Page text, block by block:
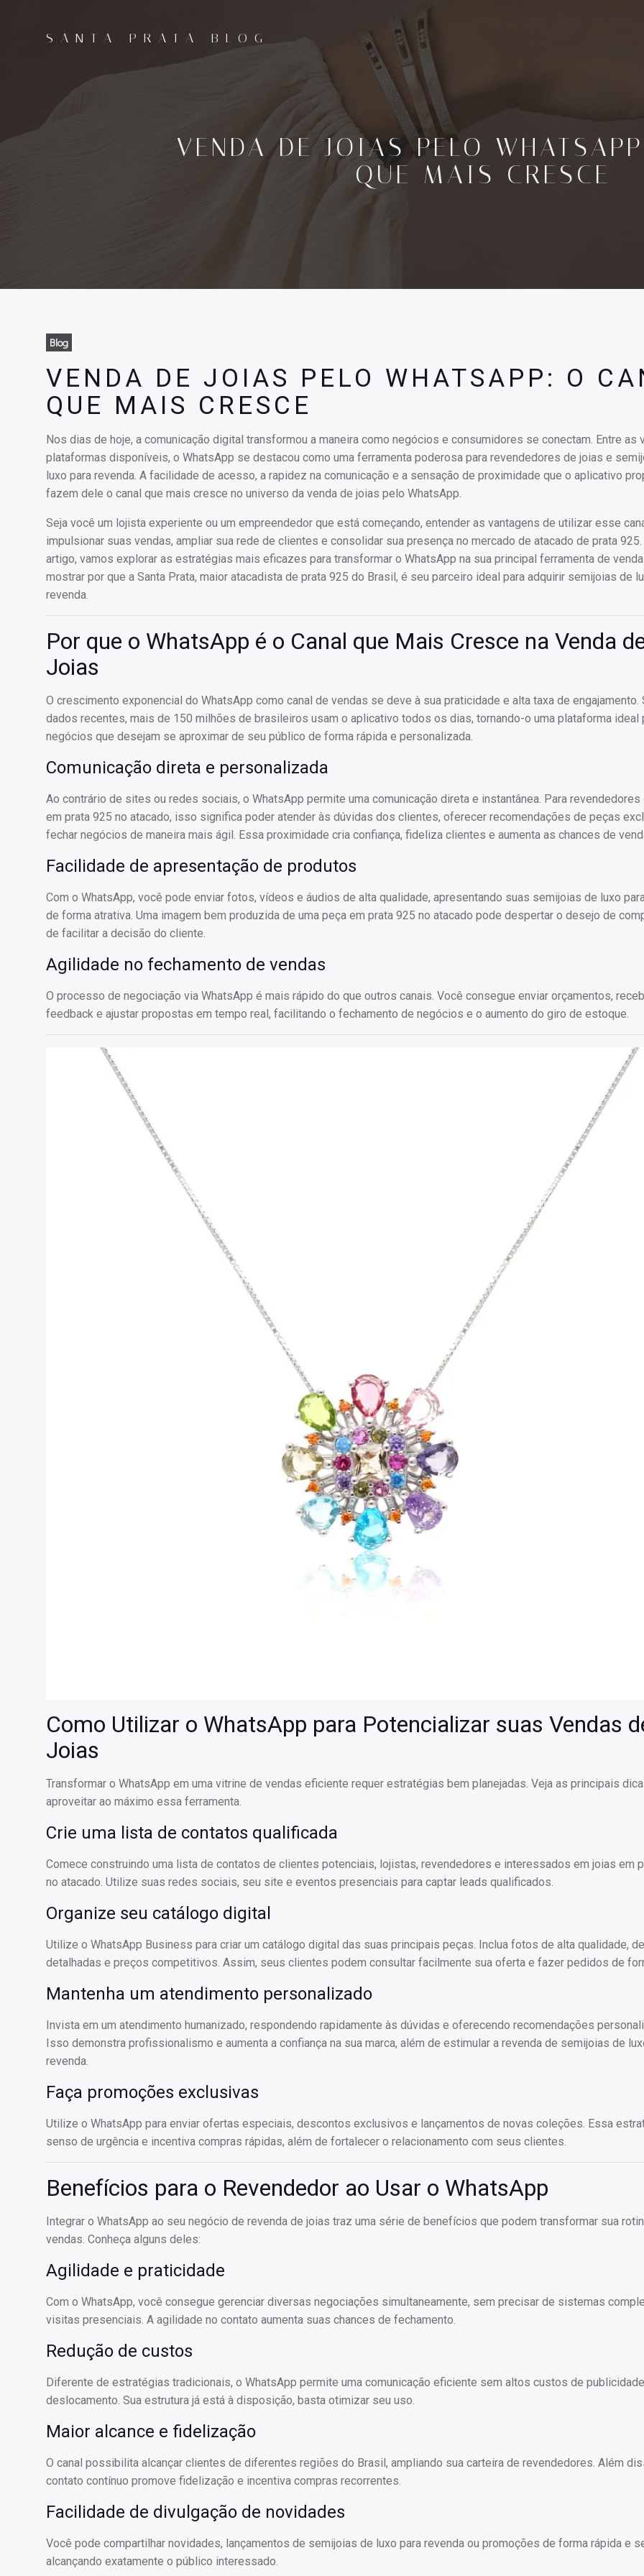
SANTA PRATA BLOG
VENDA DE JOIAS PELO
QUE MAIS CRESCE
Blog
VENDA DE JOIAS PELO WHATSAPP: O
QUE MAIS CRESCE
Nos dias de hoje, a comunicação digital transformou a maneira como negócios e consumidores se conectam. Entre as
plataformas disponíveis, o WhatsApp se destacou como uma ferramenta poderosa para revendedores de joias e
luxo para revenda. A facilidade de acesso, a rapidez na comunicação e a sensação de proximidade que o aplicativo
fazem dele o canal que mais cresce no universo da venda de joias pelo WhatsApp.
Seja você um lojista experiente ou um empreendedor que está começando, entender as vantagens de utilizar esse
impulsionar suas vendas, ampliar sua rede de clientes e consolidar sua presença no mercado de atacado de prata
artigo, vamos explorar as estratégias mais eficazes para transformar o WhatsApp na sua principal ferramenta de
mostrar por que a Santa Prata, maior atacadista de prata 925 do Brasil, é seu parceiro ideal para adquirir semijoias de
revenda.
Por que o WhatsApp é o Canal que Mais Cresce na Venda
Joias
O crescimento exponencial do WhatsApp como canal de vendas se deve à sua praticidade e alta taxa de engajamento.
dados recentes, mais de 150 milhões de brasileiros usam o aplicativo todos os dias, tornando-o uma plataforma ideal
negócios que desejam se aproximar de seu público de forma rápida e personalizada.
Comunicação direta e personalizada
Ao contrário de sites ou redes sociais, o WhatsApp permite uma comunicação direta e instantânea. Para revendedores
em prata 925 no atacado, isso significa poder atender às dúvidas dos clientes, oferecer recomendações de peças
fechar negócios de maneira mais ágil. Essa proximidade cria confiança, fideliza clientes e aumenta as chances de
Facilidade de apresentação de produtos
Com o WhatsApp, você pode enviar fotos, vídeos e áudios de alta qualidade, apresentando suas semijoias de luxo
de forma atrativa. Uma imagem bem produzida de uma peça em prata 925 no atacado pode despertar o desejo de
de facilitar a decisão do cliente.
Agilidade no fechamento de vendas
O processo de negociação via WhatsApp é mais rápido do que outros canais. Você consegue enviar orçamentos,
feedback e ajustar propostas em tempo real, facilitando o fechamento de negócios e o aumento do giro de estoque.
Como Utilizar o WhatsApp para Potencializar suas Vendas
Joias
Transformar o WhatsApp em uma vitrine de vendas eficiente requer estratégias bem planejadas. Veja as principais
aproveitar ao máximo essa ferramenta.
Crie uma lista de contatos qualificada
Comece construindo uma lista de contatos de clientes potenciais, lojistas, revendedores e interessados em joias em
no atacado. Utilize suas redes sociais, seu site e eventos presenciais para captar leads qualificados.
Organize seu catálogo digital
Utilize o WhatsApp Business para criar um catálogo digital das suas principais peças. Inclua fotos de alta qualidade,
detalhadas e preços competitivos. Assim, seus clientes podem consultar facilmente sua oferta e fazer pedidos de
Mantenha um atendimento personalizado
Invista em um atendimento humanizado, respondendo rapidamente às dúvidas e oferecendo recomendações
Isso demonstra profissionalismo e aumenta a confiança na sua marca, além de estimular a revenda de semijoias de
revenda.
Faça promoções exclusivas
Utilize o WhatsApp para enviar ofertas especiais, descontos exclusivos e lançamentos de novas coleções. Essa
senso de urgência e incentiva compras rápidas, além de fortalecer o relacionamento com seus clientes.
Benefícios para o Revendedor ao Usar o WhatsApp
Integrar o WhatsApp ao seu negócio de revenda de joias traz uma série de benefícios que podem transformar sua
vendas. Conheça alguns deles:
Agilidade e praticidade
Com o WhatsApp, você consegue gerenciar diversas negociações simultaneamente, sem precisar de sistemas
visitas presenciais. A agilidade no contato aumenta suas chances de fechamento.
Redução de custos
Diferente de estratégias tradicionais, o WhatsApp permite uma comunicação eficiente sem altos custos de
deslocamento. Sua estrutura já está à disposição, basta otimizar seu uso.
Maior alcance e fidelização
O canal possibilita alcançar clientes de diferentes regiões do Brasil, ampliando sua carteira de revendedores. Além
contato contínuo promove fidelização e incentiva compras recorrentes.
Facilidade de divulgação de novidades
Você pode compartilhar novidades, lançamentos de semijoias de luxo para revenda ou promoções de forma rápida e
alcançando exatamente o público interessado.